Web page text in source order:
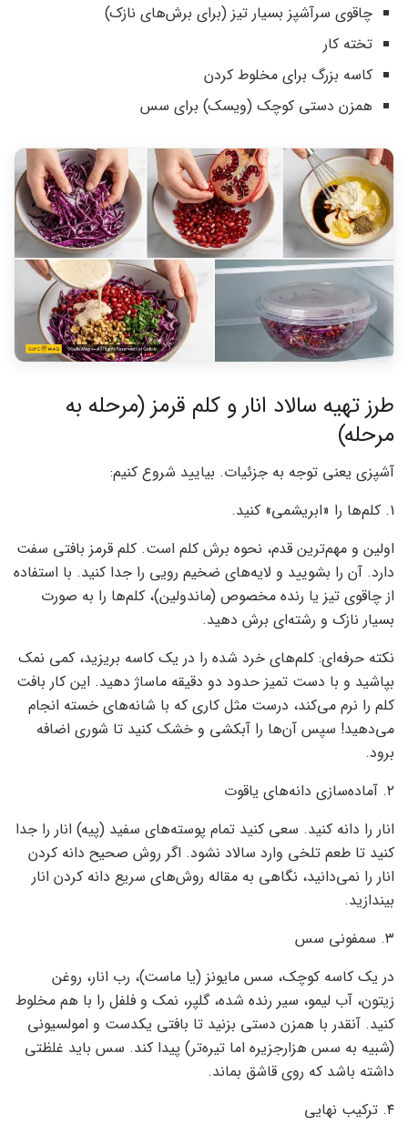
چاقوی سرآشپز بسیار تیز (برای برش‌های نازک)
تخته کار
کاسه بزرگ برای مخلوط کردن
همزن دستی کوچک (ویسک) برای سس
طرز تهیه سالاد انار و کلم قرمز (مرحله به
مرحله)
آشپزی یعنی توجه به جزئیات. بیایید شروع کنیم:
۱. کلم‌ها را «ابریشمی» کنید.
اولین و مهم‌ترین قدم، نحوه برش کلم است. کلم قرمز بافتی سفت
دارد. آن را بشویید و لایه‌های ضخیم رویی را جدا کنید. با استفاده
از چاقوی تیز یا رنده مخصوص (ماندولین)، کلم‌ها را به صورت
بسیار نازک و رشته‌ای برش دهید.
نکته حرفه‌ای: کلم‌های خرد شده را در یک کاسه بریزید، کمی نمک
بپاشید و با دست تمیز حدود دو دقیقه ماساژ دهید. این کار بافت
کلم را نرم می‌کند، درست مثل کاری که با شانه‌های خسته انجام
می‌دهید! سپس آن‌ها را آبکشی و خشک کنید تا شوری اضافه
برود.
۲. آماده‌سازی دانه‌های یاقوت
انار را دانه کنید. سعی کنید تمام پوسته‌های سفید (پیه) انار را جدا
کنید تا طعم تلخی وارد سالاد نشود. اگر روش صحیح دانه کردن
انار را نمی‌دانید، نگاهی به مقاله روش‌های سریع دانه کردن انار
بیندازید.
۳. سمفونی سس
در یک کاسه کوچک، سس مایونز (یا ماست)، رب انار، روغن
زیتون، آب لیمو، سیر رنده شده، گلپر، نمک و فلفل را با هم مخلوط
کنید. آنقدر با همزن دستی بزنید تا بافتی یکدست و امولسیونی
(شبیه به سس هزارجزیره اما تیره‌تر) پیدا کند. سس باید غلظتی
داشته باشد که روی قاشق بماند.
۴. ترکیب نهایی